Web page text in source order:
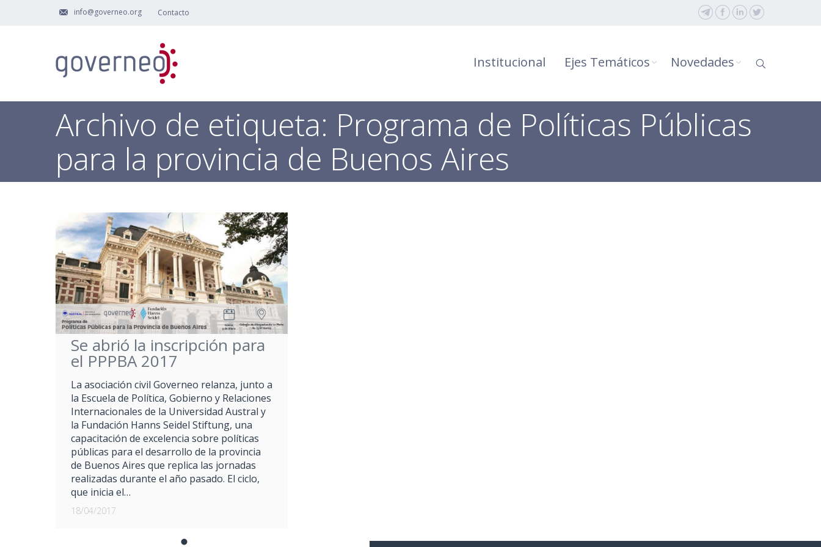
info@governeo.org Contacto
Institucional Ejes Temáticos Novedades
Archivo de etiqueta: Programa de Políticas Públicas
para la provincia de Buenos Aires
Se abrió la inscripción para
el PPPBA 2017
La asociación civil Governeo relanza, junto a
la Escuela de Política, Gobierno y Relaciones
Internacionales de la Universidad Austral y
la Fundación Hanns Seidel Stiftung, una
capacitación de excelencia sobre políticas
públicas para el desarrollo de la provincia
de Buenos Aires que replica las jornadas
realizadas durante el año pasado. El ciclo,
que inicia el…
18/04/2017